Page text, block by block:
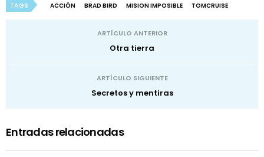
TAGS ACCIÓN BRAD BIRD MISION IMPOSIBLE TOMCRUISE
ARTÍCULO ANTERIOR
Otra tierra
ARTÍCULO SIGUIENTE
Secretos y mentiras
Entradas relacionadas